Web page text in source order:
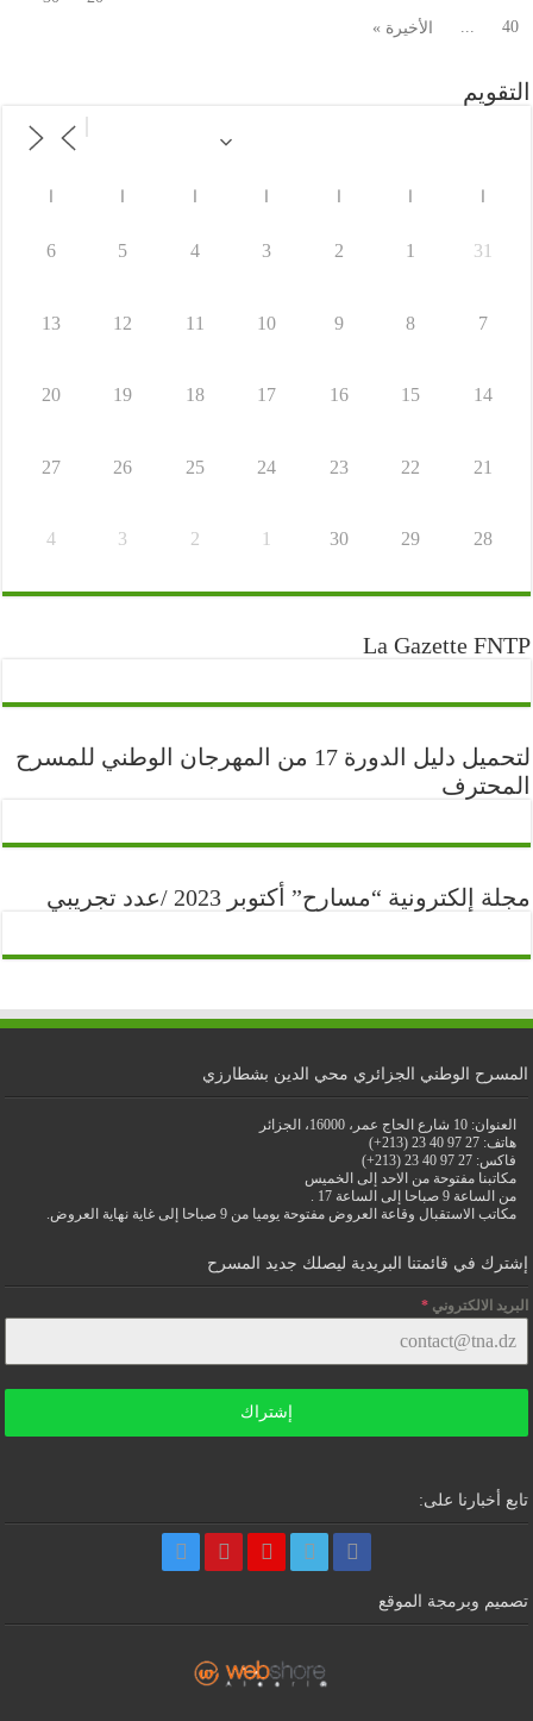
40
... الأخيرة »
التقويم
31
1
2
3
4
5
6
7
8
9
10
11
12
13
14
15
16
17
18
19
20
21
22
23
24
25
26
27
28
29
30
1
2
3
4
La Gazette FNTP
لتحميل دليل الدورة 17 من المهرجان الوطني للمسرح
المحترف
مجلة إلكترونية “مسارح” أكتوبر 2023 /عدد تجريبي
المسرح الوطني الجزائري محي الدين بشطارزي
العنوان: 10 شارع الحاج عمر، 16000، الجزائر
هاتف: 27 97 40 23 (213+)
فاكس: 27 97 40 23 (213+)
مكاتبنا مفتوحة من الاحد إلى الخميس
من الساعة 9 صباحا إلى الساعة 17 .
مكاتب الاستقبال وقاعة العروض مفتوحة يوميا من 9 صباحا إلى غاية نهاية العروض.
إشترك في قائمتنا البريدية ليصلك جديد المسرح
البريد الالكتروني *
إشتراك
تابع أخبارنا على:
تصميم وبرمجة الموقع